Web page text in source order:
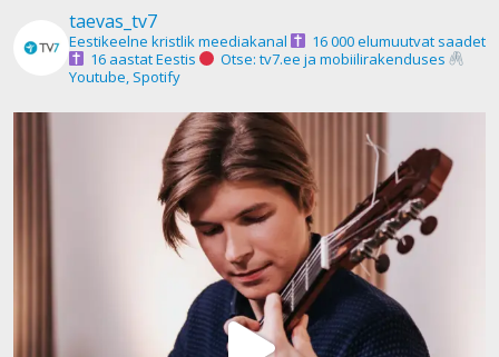
taevas_tv7
Eestikeelne kristlik meediakanal
16 000 elumuutvat saadet
16 aastat Eestis
Otse: tv7.ee ja mobiilirakenduses
Youtube, Spotify